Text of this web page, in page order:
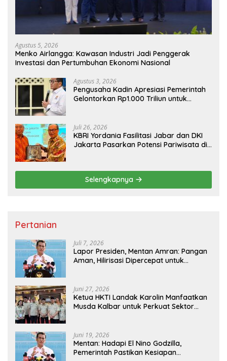
Agustus 5, 2026
Menko Airlangga: Kawasan Industri Jadi Penggerak
Investasi dan Pertumbuhan Ekonomi Nasional
Agustus 3, 2026
Pengusaha Kadin Apresiasi Pemerintah
Gelontorkan Rp1.000 Triliun untuk
Juli 26, 2026
KBRI Yordania Fasilitasi Jabar dan DKI
Jakarta Pasarkan Potensi Pariwisata di
Selengkapnya
Pertanian
Juli 7, 2026
Lapor Presiden, Mentan Amran: Pangan
Aman, Hilirisasi Dipercepat untuk
Juni 27, 2026
Ketua HKTI Landak Karolin Manfaatkan
Musda Kalbar untuk Perkuat Sektor
Juni 19, 2026
Mentan: Hadapi El Nino Godzilla,
Pemerintah Pastikan Kesiapan